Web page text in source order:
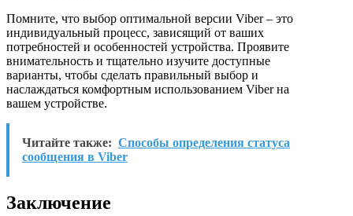
Помните, что выбор оптимальной версии Viber – это
индивидуальный процесс, зависящий от ваших
потребностей и особенностей устройства. Проявите
внимательность и тщательно изучите доступные
варианты, чтобы сделать правильный выбор и
наслаждаться комфортным использованием Viber на
вашем устройстве.
Читайте также: Способы определения статуса
сообщения в Viber
Заключение